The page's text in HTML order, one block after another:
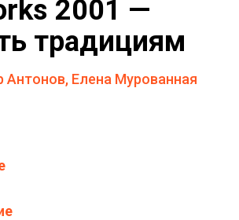
2001 —
традициям
Антонов, Елена Мурованная